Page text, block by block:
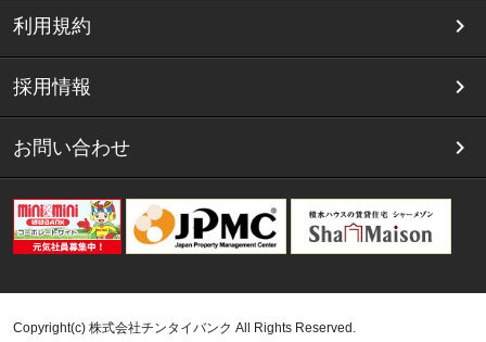
利用規約
採用情報
お問い合わせ
Copyright(c) 株式会社チンタイバンク All Rights Reserved.